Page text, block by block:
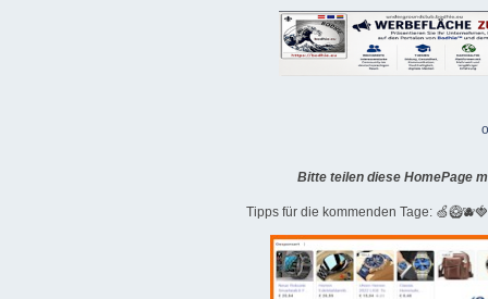
Bitte teilen diese HomePage
Tipps für die kommenden Tage: